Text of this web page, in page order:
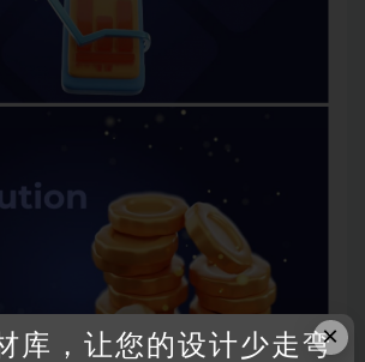
×
库，让您的设计少走弯